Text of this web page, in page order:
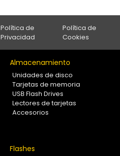
Política de
Privacidad
Política de
Cookies
Almacenamiento
Unidades de disco
Tarjetas de memoria
USB Flash Drives
Lectores de tarjetas
Accesorios
Flashes